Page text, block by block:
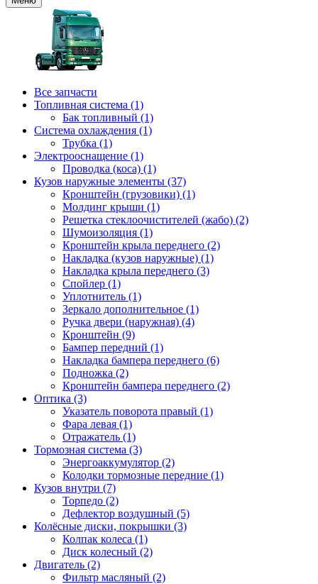
Все запчасти
Топливная система (1)
Бак топливный (1)
Система охлаждения (1)
Трубка (1)
Электрооснащение (1)
Проводка (коса) (1)
Кузов наружные элементы (37)
Кронштейн (грузовики) (1)
Молдинг крыши (1)
Решетка стеклоочистителей (жабо) (2)
Шумоизоляция (1)
Кронштейн крыла переднего (2)
Накладка (кузов наружные) (1)
Накладка крыла переднего (3)
Спойлер (1)
Уплотнитель (1)
Зеркало дополнительное (1)
Ручка двери (наружная) (4)
Кронштейн (9)
Бампер передний (1)
Накладка бампера переднего (6)
Подножка (2)
Кронштейн бампера переднего (2)
Оптика (3)
Указатель поворота правый (1)
Фара левая (1)
Отражатель (1)
Тормозная система (3)
Энергоаккумулятор (2)
Колодки тормозные передние (1)
Кузов внутри (7)
Торпедо (2)
Дефлектор воздушный (5)
Колёсные диски, покрышки (3)
Колпак колеса (1)
Диск колесный (2)
Двигатель (2)
Фильтр масляный (2)